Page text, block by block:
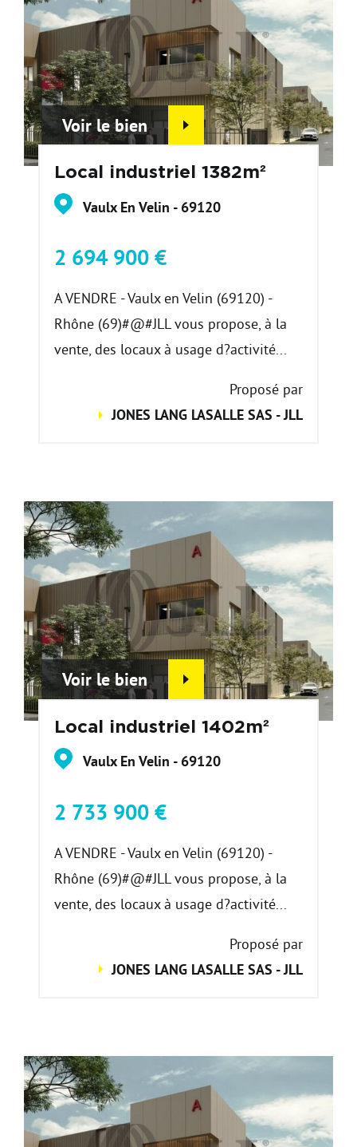
Voir le bien
Local industriel 1382m²
Vaulx En Velin - 69120
2 694 900 €
A VENDRE - Vaulx en Velin (69120) -
Rhône (69)#@#JLL vous propose, à la
vente, des locaux à usage d?activité...
Proposé par
JONES LANG LASALLE SAS - JLL
Voir le bien
Local industriel 1402m²
Vaulx En Velin - 69120
2 733 900 €
A VENDRE - Vaulx en Velin (69120) -
Rhône (69)#@#JLL vous propose, à la
vente, des locaux à usage d?activité...
Proposé par
JONES LANG LASALLE SAS - JLL